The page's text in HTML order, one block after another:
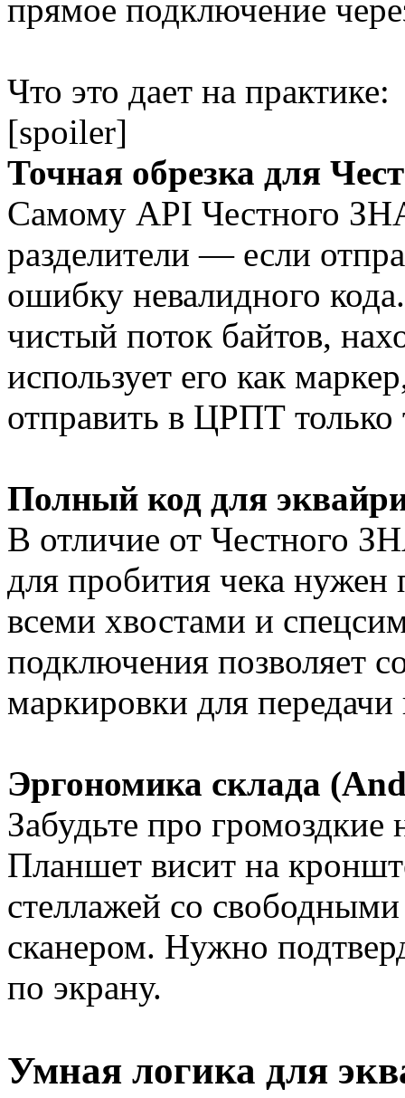
прямое подключение
Что это дает на практике:
[spoiler]
Точная обрезка для
Самому API Честного
разделители — если
ошибку невалидного
чистый поток байтов,
использует его как
отправить в ЦРПТ
Полный код для
В отличие от Честного
для пробития чека
всеми хвостами и
подключения позволяет
маркировки для передачи
Эргономика склада
Забудьте про
Планшет висит на
стеллажей со
сканером. Нужно
по экрану.
Умная логика для